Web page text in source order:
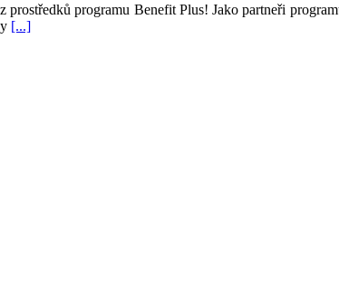
programu Benefit Plus! Jako partneři
[...]